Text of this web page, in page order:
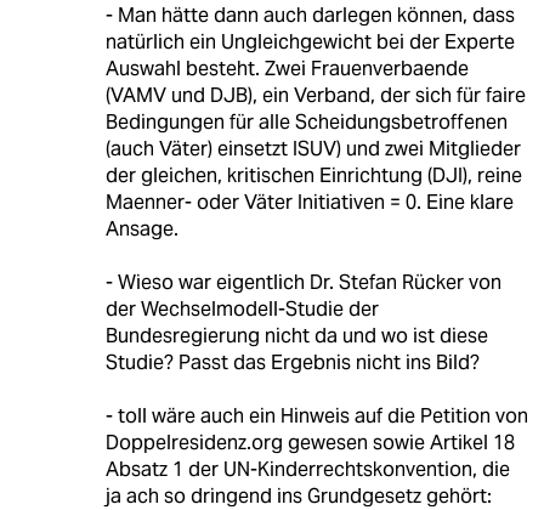
- Man hätte dann auch darlegen können, dass
natürlich ein Ungleichgewicht bei der Experte
Auswahl besteht. Zwei Frauenverbaende
(VAMV und DJB), ein Verband, der sich für faire
Bedingungen für alle Scheidungsbetroffenen
(auch Väter) einsetzt ISUV) und zwei Mitglieder
der gleichen, kritischen Einrichtung (DJI), reine
Maenner- oder Väter Initiativen = 0. Eine klare
Ansage.
- Wieso war eigentlich Dr. Stefan Rücker von
der Wechselmodell-Studie der
Bundesregierung nicht da und wo ist diese
Studie? Passt das Ergebnis nicht ins Bild?
- toll wäre auch ein Hinweis auf die Petition von
Doppelresidenz.org gewesen sowie Artikel 18
Absatz 1 der UN-Kinderrechtskonvention, die
ja ach so dringend ins Grundgesetz gehört: